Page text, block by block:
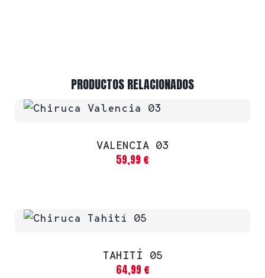
PRODUCTOS RELACIONADOS
VALENCIA 03
59,99 €
TAHITÍ 05
64,99 €